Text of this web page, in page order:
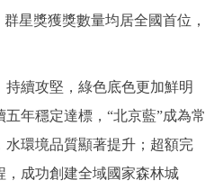
星獎獲獎數量均居全國首位，
續攻堅，綠色底色更加鮮明
年穩定達標，“北京藍”成為常
環境品質顯著提升；超額完
，成功創建全域國家森林城